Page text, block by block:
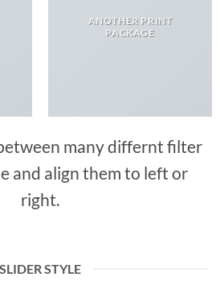
ANOTHER PRINT
PACKAGE
many differnt filter
and align them to left or
right.
SLIDER STYLE